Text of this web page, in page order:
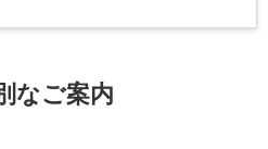
なご案内